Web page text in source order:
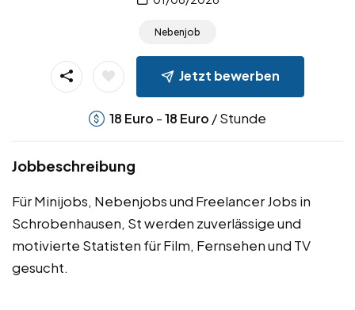
Nebenjob
Jetzt bewerben
18 Euro -18 Euro / Stunde
Jobbeschreibung
Für Minijobs, Nebenjobs und Freelancer Jobs in
Schrobenhausen, St werden zuverlässige und
motivierte Statisten für Film, Fernsehen und TV
gesucht.